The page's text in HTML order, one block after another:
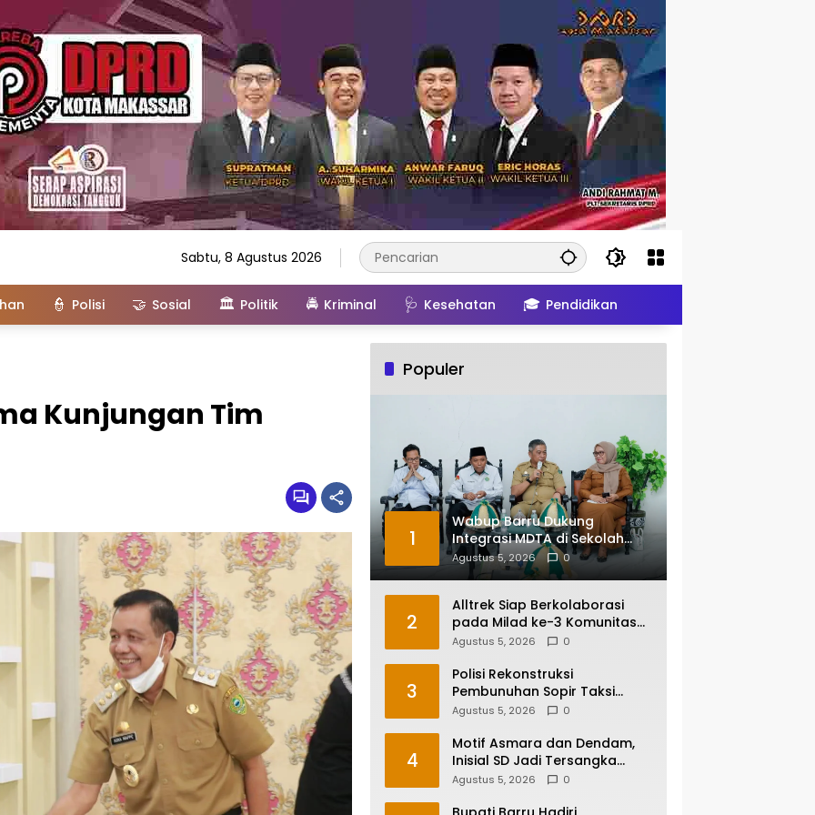
Sabtu, 8 Agustus 2026
👮 Polisi 🤝 Sosial 🏛️ Politik 🚔 Kriminal 🩺 Kesehatan 🎓 Pendidikan
Kunjungan Tim
Populer
1
Wabup Barru Dukung
Integrasi MDTA di Sekolah
Umum, Siapkan Regulasi
hingga Tim Khusus
Agustus 5, 2026 0
2
Alltrek Siap Berkolaborasi
pada Milad ke-3 Komunitas
Camping IKA Smandel
Agustus 5, 2026 0
3
Polisi Rekonstruksi
Pembunuhan Sopir Taksi
Online di Maros, Tersangka
Agustus 5, 2026 0
4
Motif Asmara dan Dendam,
Inisial SD Jadi Tersangka
Pembunuhan Sopir Taksi
Agustus 5, 2026 0